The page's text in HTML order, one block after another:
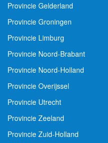
Provincie Gelderland
Provincie Groningen
Provincie Limburg
Provincie Noord-Brabant
Provincie Noord-Holland
Provincie Overijssel
Provincie Utrecht
Provincie Zeeland
Provincie Zuid-Holland